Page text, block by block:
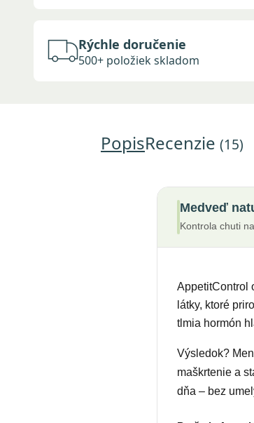
Rýchle doručenie
500+ položiek skladom
PopisRecenzie (15)
Medveď
Kontrola chuti
AppetitControl
látky, ktoré
tlmia hormón
Výsledok?
maškrtenie a
dňa – bez